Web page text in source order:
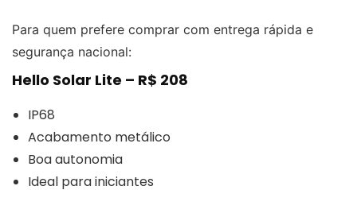
Para quem prefere comprar com entrega rápida e
segurança nacional:
Hello Solar Lite – R$ 208
IP68
Acabamento metálico
Boa autonomia
Ideal para iniciantes